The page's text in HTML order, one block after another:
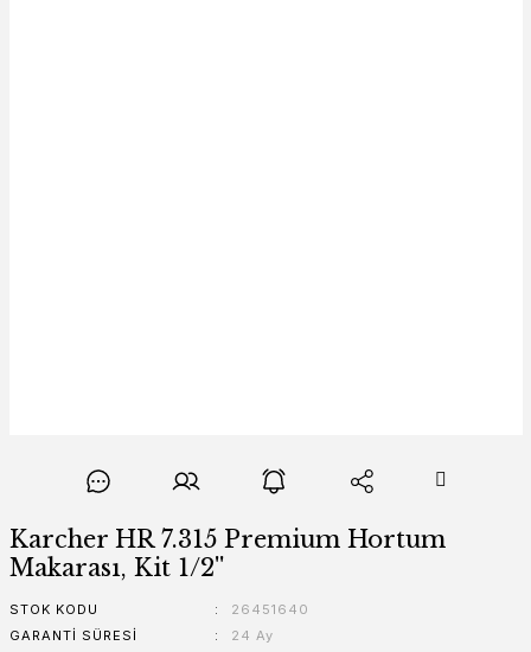
Karcher HR 7.315 Premium Hortum
Makarası, Kit 1/2''
STOK KODU
26451640
GARANTI SÜRESI
24 Ay